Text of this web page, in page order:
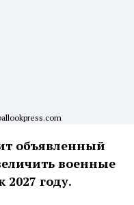
объявленный
военные
2027 году.